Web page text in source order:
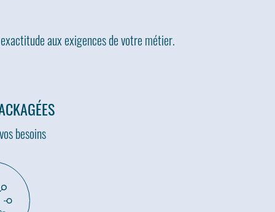
aux exigences de votre métier.
besoins